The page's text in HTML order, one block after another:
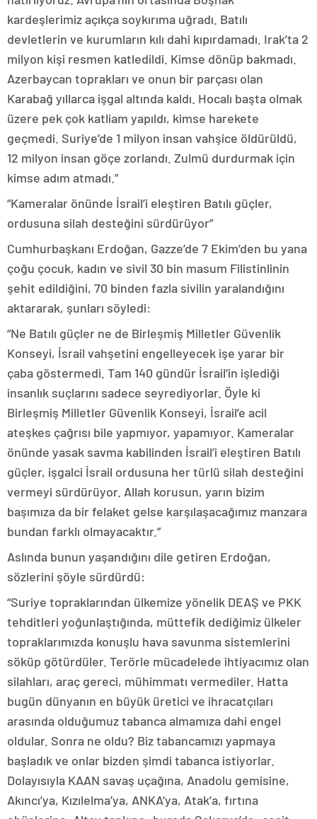
kardeşlerimiz açıkça soykırıma uğradı. Batılı
devletlerin ve kurumların kılı dahi kıpırdamadı. Irak’ta 2
milyon kişi resmen katledildi. Kimse dönüp bakmadı.
Azerbaycan toprakları ve onun bir parçası olan
Karabağ yıllarca işgal altında kaldı. Hocalı başta olmak
üzere pek çok katliam yapıldı, kimse harekete
geçmedi. Suriye’de 1 milyon insan vahşice öldürüldü,
12 milyon insan göçe zorlandı. Zulmü durdurmak için
kimse adım atmadı.”
“Kameralar önünde İsrail’i eleştiren Batılı güçler,
ordusuna silah desteğini sürdürüyor”
Cumhurbaşkanı Erdoğan, Gazze’de 7 Ekim’den bu yana
çoğu çocuk, kadın ve sivil 30 bin masum Filistinlinin
şehit edildiğini, 70 binden fazla sivilin yaralandığını
aktararak, şunları söyledi:
“Ne Batılı güçler ne de Birleşmiş Milletler Güvenlik
Konseyi, İsrail vahşetini engelleyecek işe yarar bir
çaba göstermedi. Tam 140 gündür İsrail’in işlediği
insanlık suçlarını sadece seyrediyorlar. Öyle ki
Birleşmiş Milletler Güvenlik Konseyi, İsrail’e acil
ateşkes çağrısı bile yapmıyor, yapamıyor. Kameralar
önünde yasak savma kabilinden İsrail’i eleştiren Batılı
güçler, işgalci İsrail ordusuna her türlü silah desteğini
vermeyi sürdürüyor. Allah korusun, yarın bizim
başımıza da bir felaket gelse karşılaşacağımız manzara
bundan farklı olmayacaktır.”
Aslında bunun yaşandığını dile getiren Erdoğan,
sözlerini şöyle sürdürdü:
“Suriye topraklarından ülkemize yönelik DEAŞ ve PKK
tehditleri yoğunlaştığında, müttefik dediğimiz ülkeler
topraklarımızda konuşlu hava savunma sistemlerini
söküp götürdüler. Terörle mücadelede ihtiyacımız olan
silahları, araç gereci, mühimmatı vermediler. Hatta
bugün dünyanın en büyük üretici ve ihracatçıları
arasında olduğumuz tabanca almamıza dahi engel
oldular. Sonra ne oldu? Biz tabancamızı yapmaya
başladık ve onlar bizden şimdi tabanca istiyorlar.
Dolayısıyla KAAN savaş uçağına, Anadolu gemisine,
Akıncı’ya, Kızılelma’ya, ANKA’ya, Atak’a, fırtına